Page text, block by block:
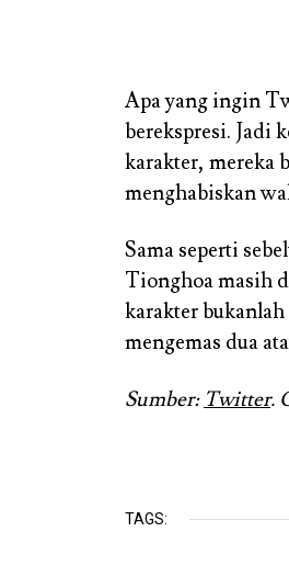
Apa yang ingin
berekspresi. Jadi
karakter, mereka
menghabiskan
Sama seperti
Tionghoa masih
karakter bukanlah
mengemas dua
Sumber: Twitter.
TAGS: